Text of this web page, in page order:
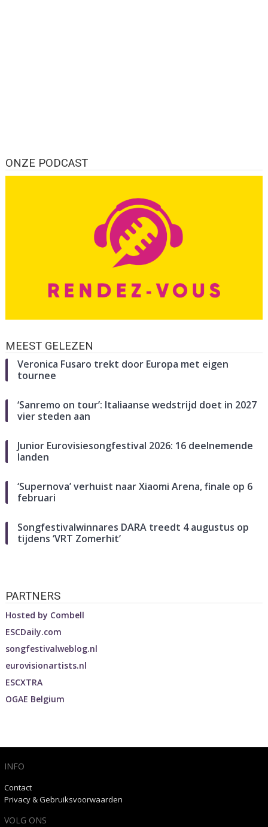
ONZE PODCAST
MEEST GELEZEN
Veronica Fusaro trekt door Europa met eigen
tournee
‘Sanremo on tour’: Italiaanse wedstrijd doet in 2027
vier steden aan
Junior Eurovisiesongfestival 2026: 16 deelnemende
landen
‘Supernova’ verhuist naar Xiaomi Arena, finale op 6
februari
Songfestivalwinnares DARA treedt 4 augustus op
tijdens ‘VRT Zomerhit’
PARTNERS
Hosted by Combell
ESCDaily.com
songfestivalweblog.nl
eurovisionartists.nl
ESCXTRA
OGAE Belgium
INFO
Contact
Privacy & Gebruiksvoorwaarden
VOLG ONS